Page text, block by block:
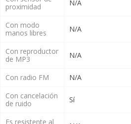
proximidad
N/A
Con modo
manos libres
N/A
Con reproductor
de MP3
N/A
Con radio FM
N/A
Con cancelación
de ruido
Sí
Es resistente al